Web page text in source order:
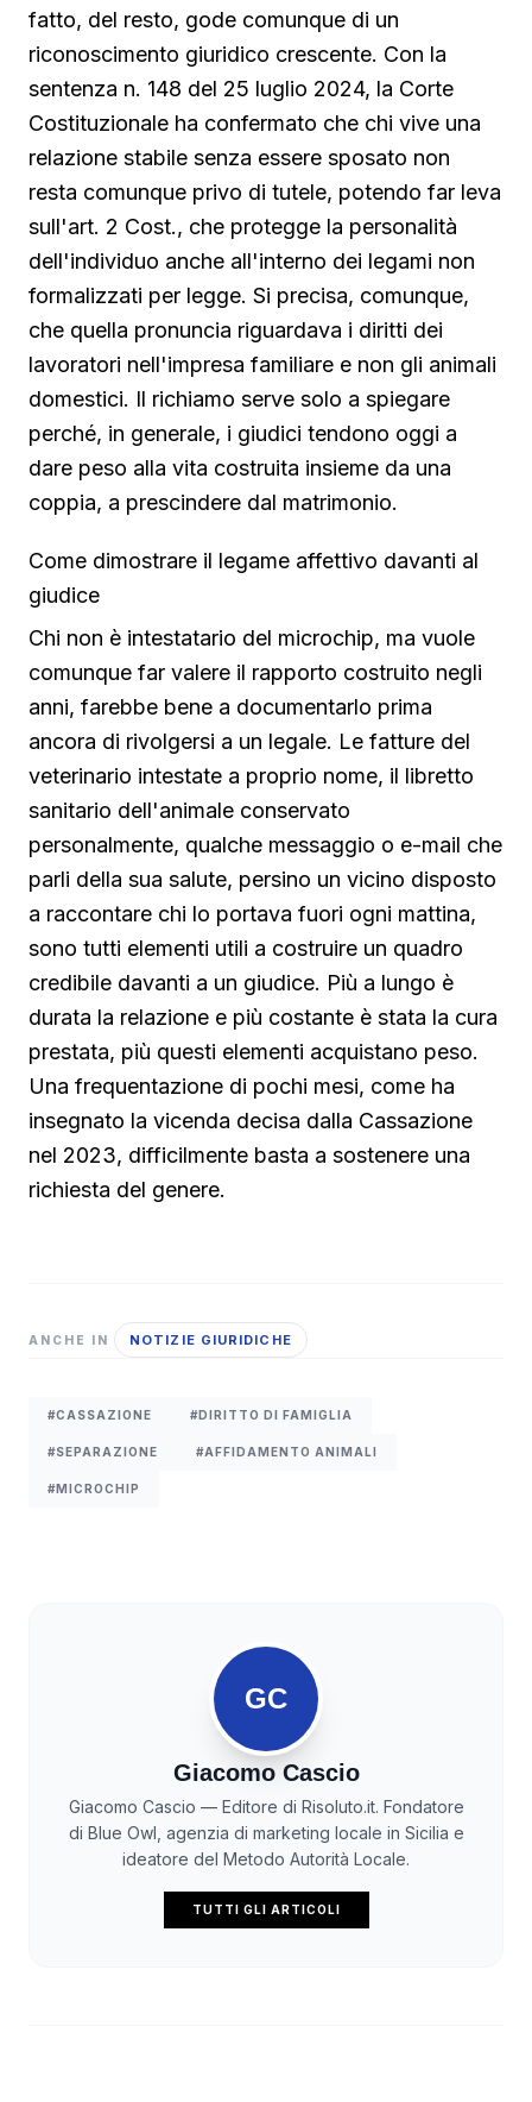
fatto, del resto, gode comunque di un
riconoscimento giuridico crescente. Con la
sentenza n. 148 del 25 luglio 2024, la Corte
Costituzionale ha confermato che chi vive una
relazione stabile senza essere sposato non
resta comunque privo di tutele, potendo far leva
sull'art. 2 Cost., che protegge la personalità
dell'individuo anche all'interno dei legami non
formalizzati per legge. Si precisa, comunque,
che quella pronuncia riguardava i diritti dei
lavoratori nell'impresa familiare e non gli animali
domestici. Il richiamo serve solo a spiegare
perché, in generale, i giudici tendono oggi a
dare peso alla vita costruita insieme da una
coppia, a prescindere dal matrimonio.
Come dimostrare il legame affettivo davanti al
giudice
Chi non è intestatario del microchip, ma vuole
comunque far valere il rapporto costruito negli
anni, farebbe bene a documentarlo prima
ancora di rivolgersi a un legale. Le fatture del
veterinario intestate a proprio nome, il libretto
sanitario dell'animale conservato
personalmente, qualche messaggio o e-mail che
parli della sua salute, persino un vicino disposto
a raccontare chi lo portava fuori ogni mattina,
sono tutti elementi utili a costruire un quadro
credibile davanti a un giudice. Più a lungo è
durata la relazione e più costante è stata la cura
prestata, più questi elementi acquistano peso.
Una frequentazione di pochi mesi, come ha
insegnato la vicenda decisa dalla Cassazione
nel 2023, difficilmente basta a sostenere una
richiesta del genere.
ANCHE IN NOTIZIE GIURIDICHE
#CASSAZIONE #DIRITTO DI FAMIGLIA
#SEPARAZIONE #AFFIDAMENTO ANIMALI
#MICROCHIP
GC
Giacomo Cascio
Giacomo Cascio — Editore di Risoluto.it. Fondatore
di Blue Owl, agenzia di marketing locale in Sicilia e
ideatore del Metodo Autorità Locale.
TUTTI GLI ARTICOLI